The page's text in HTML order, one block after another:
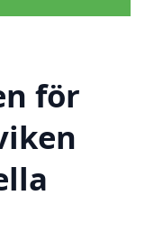
för